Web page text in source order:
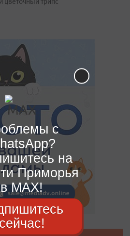
цветочный трипс
с
на
Приморья
в MAX!
сейчас!